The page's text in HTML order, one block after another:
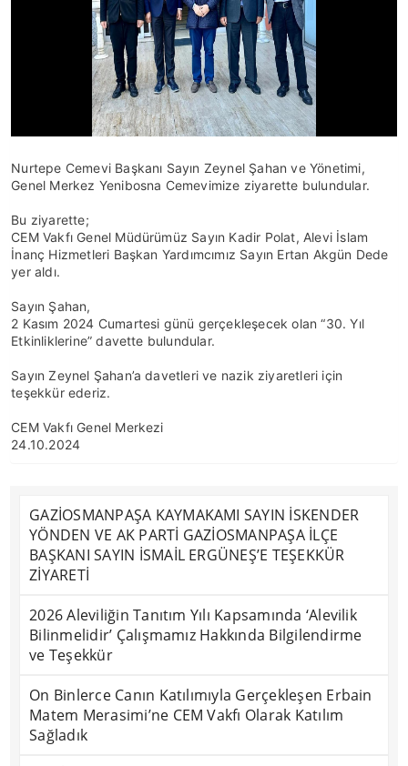
Nurtepe Cemevi Başkanı Sayın Zeynel Şahan ve Yönetimi,
Genel Merkez Yenibosna Cemevimize ziyarette bulundular.
Bu ziyarette;
CEM Vakfı Genel Müdürümüz Sayın Kadir Polat, Alevi İslam
İnanç Hizmetleri Başkan Yardımcımız Sayın Ertan Akgün Dede
yer aldı.
Sayın Şahan,
2 Kasım 2024 Cumartesi günü gerçekleşecek olan “30. Yıl
Etkinliklerine” davette bulundular.
Sayın Zeynel Şahan’a davetleri ve nazik ziyaretleri için
teşekkür ederiz.
CEM Vakfı Genel Merkezi
24.10.2024
GAZİOSMANPAŞA KAYMAKAMI SAYIN İSKENDER
YÖNDEN VE AK PARTİ GAZİOSMANPAŞA İLÇE
BAŞKANI SAYIN İSMAİL ERGÜNEŞ’E TEŞEKKÜR
ZİYARETİ
2026 Aleviliğin Tanıtım Yılı Kapsamında ‘Alevilik
Bilinmelidir’ Çalışmamız Hakkında Bilgilendirme
ve Teşekkür
On Binlerce Canın Katılımıyla Gerçekleşen Erbain
Matem Merasimi’ne CEM Vakfı Olarak Katılım
Sağladık